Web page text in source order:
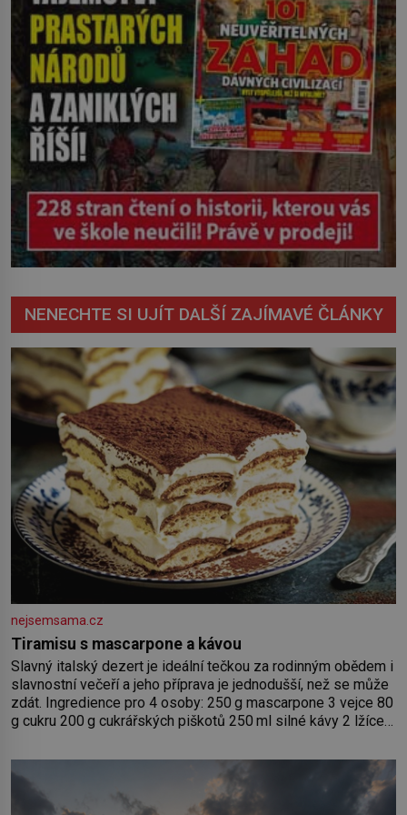
NENECHTE SI UJÍT DALŠÍ ZAJÍMAVÉ ČLÁNKY
nejsemsama.cz
Tiramisu s mascarpone a kávou
Slavný italský dezert je ideální tečkou za rodinným obědem i
slavnostní večeří a jeho příprava je jednodušší, než se může
zdát. Ingredience pro 4 osoby: 250 g mascarpone 3 vejce 80
g cukru 200 g cukrářských piškotů 250 ml silné kávy 2 lžíce
bílků. Žloutky vyšlehejte s cukrem do světlé pěny a postupně
do nich vmíchejte mascarpone, aby vznikl hladký